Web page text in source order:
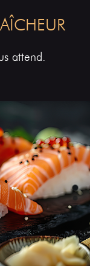
attend.